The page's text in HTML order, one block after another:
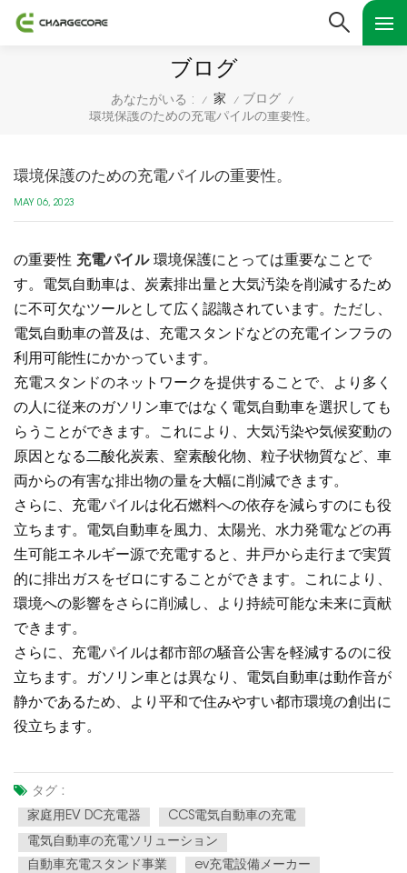
ブログ
あなたがいる : / 家 / ブログ /
環境保護のための充電パイルの重要性。
環境保護のための充電パイルの重要性。
MAY 06, 2023
の重要性 充電パイル環境保護にとっては重要なことで
す。電気自動車は、炭素排出量と大気汚染を削減するため
に不可欠なツールとして広く認識されています。ただし、
電気自動車の普及は、充電スタンドなどの充電インフラの
利用可能性にかかっています。
充電スタンドのネットワークを提供することで、より多く
の人に従来のガソリン車ではなく電気自動車を選択しても
らうことができます。これにより、大気汚染や気候変動の
原因となる二酸化炭素、窒素酸化物、粒子状物質など、車
両からの有害な排出物の量を大幅に削減できます。
さらに、充電パイルは化石燃料への依存を減らすのにも役
立ちます。電気自動車を風力、太陽光、水力発電などの再
生可能エネルギー源で充電すると、井戸から走行まで実質
的に排出ガスをゼロにすることができます。これにより、
環境への影響をさらに削減し、より持続可能な未来に貢献
できます。
さらに、充電パイルは都市部の騒音公害を軽減するのに役
立ちます。ガソリン車とは異なり、電気自動車は動作音が
静かであるため、より平和で住みやすい都市環境の創出に
役立ちます。
タグ :
家庭用EV DC充電器
CCS電気自動車の充電
電気自動車の充電ソリューション
自動車充電スタンド事業
ev充電設備メーカー